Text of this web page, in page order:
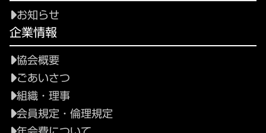
お知らせ
企業情報
協会概要
ごあいさつ
組織・理事
会員規定・倫理規定